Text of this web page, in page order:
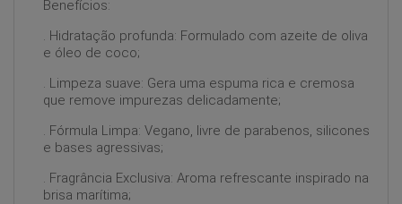
Benefícios:
. Hidratação profunda: Formulado com azeite de oliva
e óleo de coco;
. Limpeza suave: Gera uma espuma rica e cremosa
que remove impurezas delicadamente;
. Fórmula Limpa: Vegano, livre de parabenos, silicones
e bases agressivas;
. Fragrância Exclusiva: Aroma refrescante inspirado na
brisa marítima;